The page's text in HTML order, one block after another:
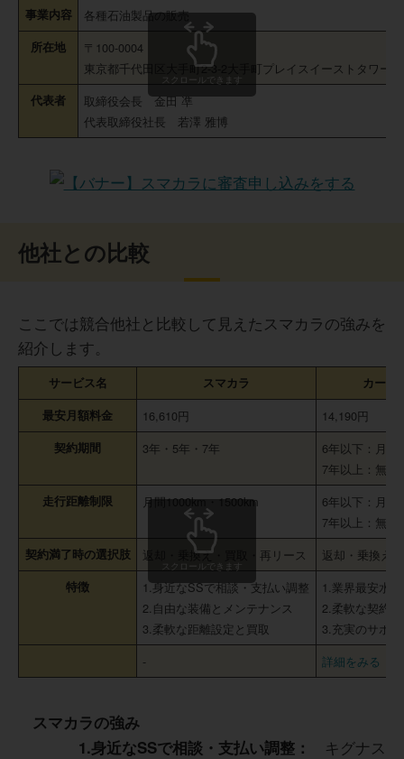
事業内容 各種石油製品の販売
所在地
〒100-0004
東京都千代田区大手町2-3-2大手町プレイスイーストタワー
代表者
取締役会長 金田 凖
代表取締役社長 若澤 雅博
スクロールできます
他社との比較
ここでは競合他社と比較して見えたスマカラの強みを
紹介します。
サービス名 スマカラ
カーリ
最安月額料金
16,610円 14,190円
契約期間 3年・5年・7年
6年以下：月間
7年以上：無制
走行距離制限 月間1000km・1500km
6年以下：月間
7年以上：無制
契約満了時の選択肢 返却・乗換え・買取・再リース 返却・乗換え
特徴
1.身近なSSで相談・支払い調整
2.自由な装備とメンテナンス
3.柔軟な距離設定と買取
1.業界最安水
2.柔軟な契約
3.充実のサポ
-
詳細をみる
スクロールできます
スマカラの強み
1.身近なSSで相談・支払い調整：
キグナス